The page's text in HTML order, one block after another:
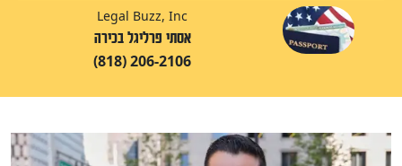
Legal Buzz, Inc
אסתי פרליגל בכירה
(818) 206-2106